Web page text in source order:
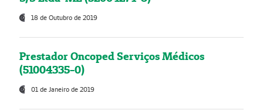
18 de Outubro de 2019
Prestador Oncoped Serviços Médicos
(51004335-0)
01 de Janeiro de 2019